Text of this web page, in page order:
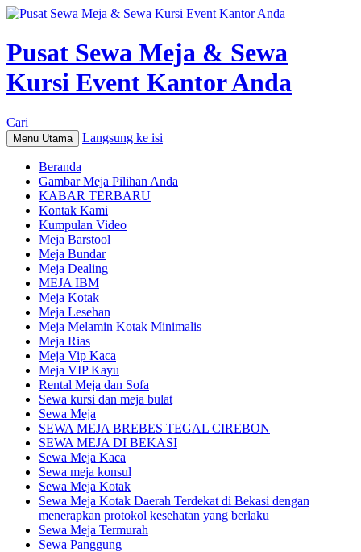
Pusat Sewa Meja & Sewa
Kursi Event Kantor Anda
Cari
Menu Utama Langsung ke isi
Beranda
Gambar Meja Pilihan Anda
KABAR TERBARU
Kontak Kami
Kumpulan Video
Meja Barstool
Meja Bundar
Meja Dealing
MEJA IBM
Meja Kotak
Meja Lesehan
Meja Melamin Kotak Minimalis
Meja Rias
Meja Vip Kaca
Meja VIP Kayu
Rental Meja dan Sofa
Sewa kursi dan meja bulat
Sewa Meja
SEWA MEJA BREBES TEGAL CIREBON
SEWA MEJA DI BEKASI
Sewa Meja Kaca
Sewa meja konsul
Sewa Meja Kotak
Sewa Meja Kotak Daerah Terdekat di Bekasi dengan
menerapkan protokol kesehatan yang berlaku
Sewa Meja Termurah
Sewa Panggung